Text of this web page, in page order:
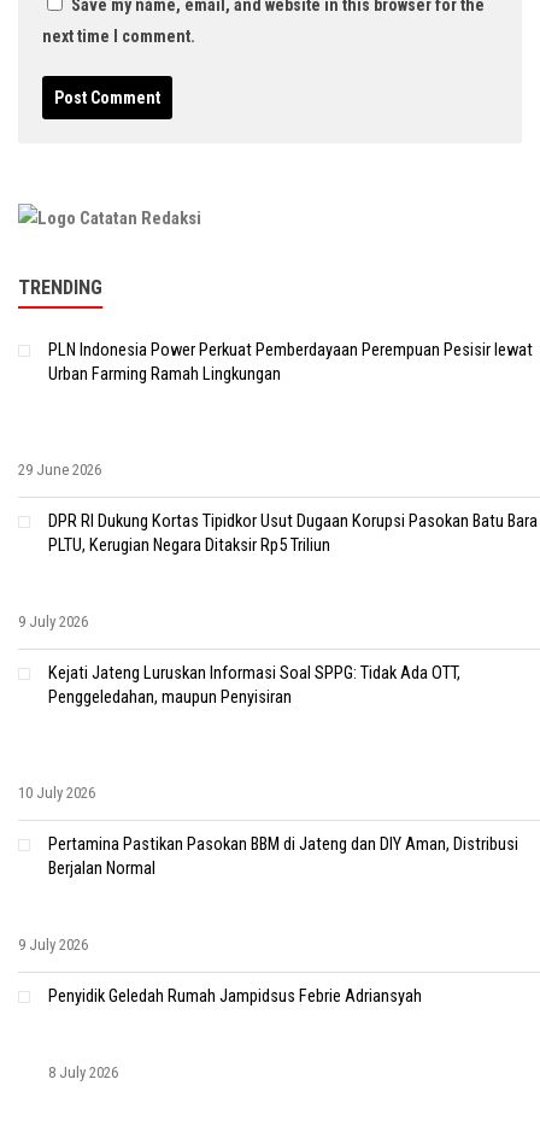
Save my name, email, and website in this browser for the
next time I comment.
TRENDING
PLN Indonesia Power Perkuat Pemberdayaan Perempuan Pesisir lewat
Urban Farming Ramah Lingkungan
29 June 2026
DPR RI Dukung Kortas Tipidkor Usut Dugaan Korupsi Pasokan Batu Bara
PLTU, Kerugian Negara Ditaksir Rp5 Triliun
9 July 2026
Kejati Jateng Luruskan Informasi Soal SPPG: Tidak Ada OTT,
Penggeledahan, maupun Penyisiran
10 July 2026
Pertamina Pastikan Pasokan BBM di Jateng dan DIY Aman, Distribusi
Berjalan Normal
9 July 2026
Penyidik Geledah Rumah Jampidsus Febrie Adriansyah
8 July 2026